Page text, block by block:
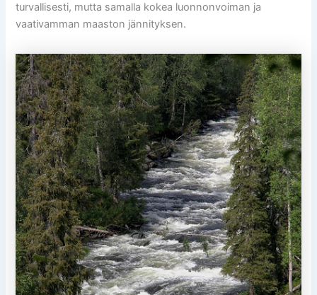
turvallisesti, mutta samalla kokea luonnonvoiman ja
vaativamman maaston jännityksen.